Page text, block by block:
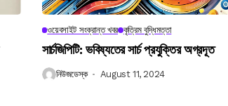
ওয়েবসাইট সংক্রান্ত খবর কৃত্রিম বুদ্ধিমত্তা
সার্চজিপিটি: ভবিষ্যতের সার্চ প্রযুক্তির অগ্রদূত
নিউজডেস্ক August 11, 2024